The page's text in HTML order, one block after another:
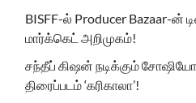
BISFF-ல் Producer Bazaar-ன்
மார்க்கெட் அறிமுகம்!
சந்தீப் கிஷன் நடிக்கும்
திரைப்படம் ‘கரிகாலா’!